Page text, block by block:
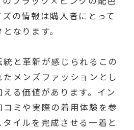
の情報は購入者にとって
なります。
と革新が感じられるこの
メンズファッションとし
る価値があります。イン
ミや実際の着用体験を参
イルを完成させる一着と